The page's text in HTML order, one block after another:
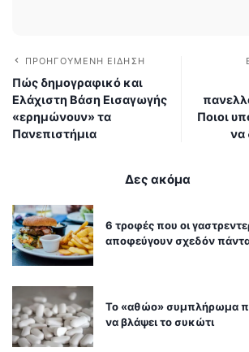
ΠΡΟΗΓΟΎΜΕΝΗ ΕΊΔΗΣΗ
Πώς δημογραφικό και
Ελάχιστη Βάση Εισαγωγής
«ερημώνουν» τα
Πανεπιστήμια
Ποιοι
να
Δες ακόμα
6 τροφές που οι
αποφεύγουν σχεδόν
Το «αθώο» συμπλήρωμα
να βλάψει το συκώτι